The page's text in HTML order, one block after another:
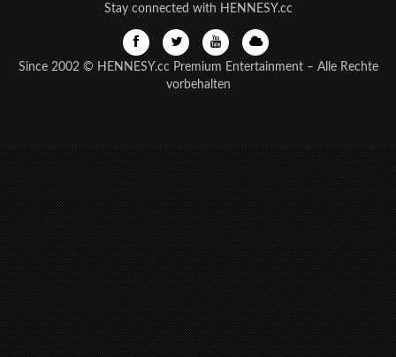
Stay connected with HENNESY.cc
Since 2002 © HENNESY.cc Premium Entertainment – Alle Rechte
vorbehalten